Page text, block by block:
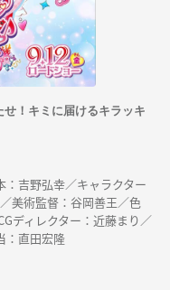
せ！キミに届けるキラッキ
吉野弘幸／キャラクター
美術監督：谷岡善王／色
ディレクター：近藤まり／
：直田宏隆